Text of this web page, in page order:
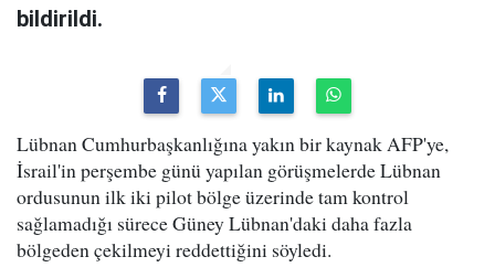
bildirildi.
Lübnan Cumhurbaşkanlığına yakın bir kaynak AFP'ye,
İsrail'in perşembe günü yapılan görüşmelerde Lübnan
ordusunun ilk iki pilot bölge üzerinde tam kontrol
sağlamadığı sürece Güney Lübnan'daki daha fazla
bölgeden çekilmeyi reddettiğini söyledi.